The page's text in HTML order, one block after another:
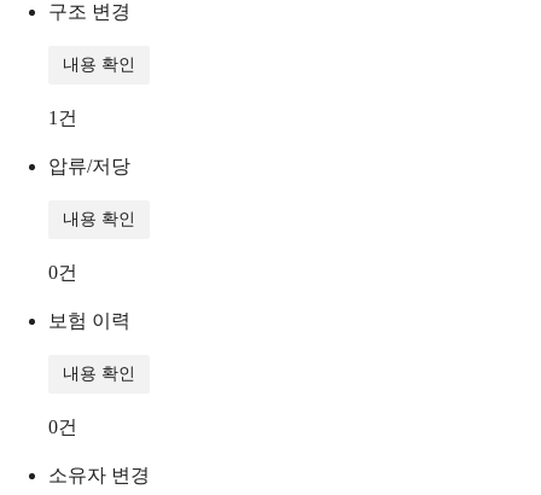
구조 변경
내용 확인
1 건
압류/저당
내용 확인
0건
보험 이력
내용 확인
0건
소유자 변경